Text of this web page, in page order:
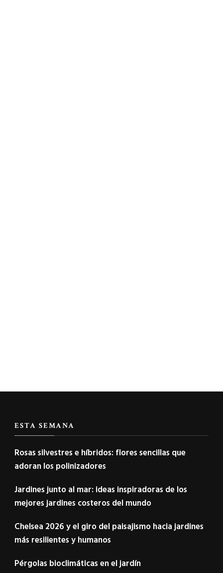
ESTA SEMANA
Rosas silvestres e híbridos: flores sencillas que
adoran los polinizadores
Jardines junto al mar: ideas inspiradoras de los
mejores jardines costeros del mundo
Chelsea 2026 y el giro del paisajismo hacia jardines
más resilientes y humanos
Pérgolas bioclimáticas en el jardín